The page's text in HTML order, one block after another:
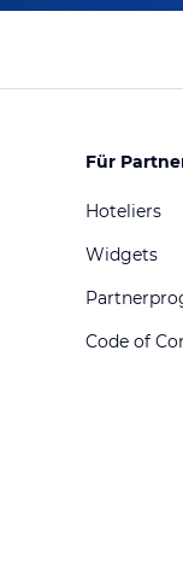
Für
Hoteliers
Widgets
Code of